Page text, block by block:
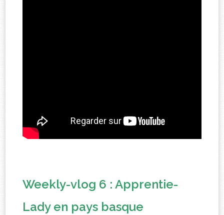
Weekly-vlog 6 : Apprentie-
Lady en pays basque